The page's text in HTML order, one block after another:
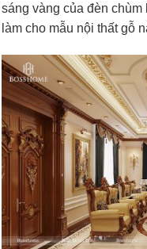
sáng vàng của đèn
làm cho mẫu nội thất gỗ